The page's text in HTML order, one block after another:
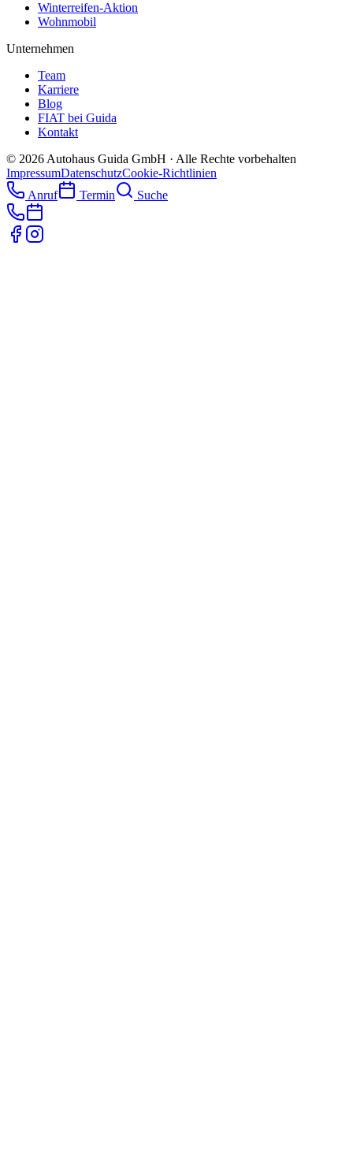
Winterreifen-Aktion
Wohnmobil
Unternehmen
Team
Karriere
Blog
FIAT bei Guida
Kontakt
© 2026 Autohaus Guida GmbH · Alle Rechte vorbehalten
ImpressumDatenschutzCookie-Richtlinien
Anruf
Termin Suche